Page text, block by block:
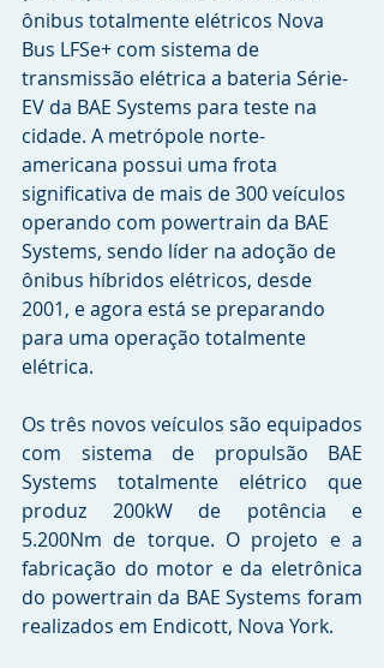
ônibus totalmente elétricos Nova
Bus LFSe+ com sistema de
transmissão elétrica a bateria Série-
EV da BAE Systems para teste na
cidade. A metrópole norte-
americana possui uma frota
significativa de mais de 300 veículos
operando com powertrain da BAE
Systems, sendo líder na adoção de
ônibus híbridos elétricos, desde
2001, e agora está se preparando
para uma operação totalmente
elétrica.
Os três novos veículos são equipados
com sistema de propulsão BAE
Systems totalmente elétrico que
produz 200kW de potência e
5.200Nm de torque. O projeto e a
fabricação do motor e da eletrônica
do powertrain da BAE Systems foram
realizados em Endicott, Nova York.